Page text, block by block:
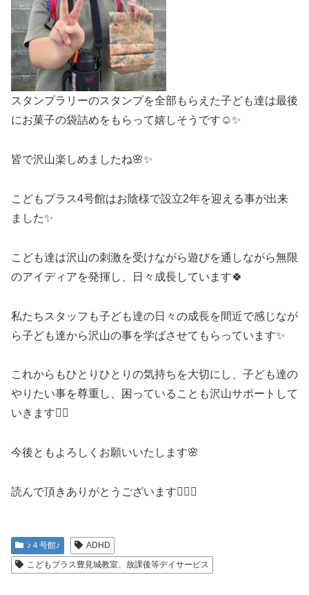
スタンプラリーのスタンプを全部もらえた子ども達は最後
にお菓子の袋詰めをもらって嬉しそうです☺️✨
皆で沢山楽しめましたね🌸✨
こどもプラス4号館はお陰様で設立2年を迎える事が出来
ました✨
こども達は沢山の刺激を受けながら遊びを通しながら無限
のアイディアを発揮し、日々成長しています🍀
私たちスタッフも子ども達の日々の成長を間近で感じなが
ら子ども達から沢山の事を学ばさせてもらっています✨
これからもひとりひとりの気持ちを大切にし、子ども達の
やりたい事を尊重し、困っていることも沢山サポートして
いきます🏃‍♂️
今後ともよろしくお願いいたします🌸
読んで頂きありがとうございます🙇‍♂️✨
♪４号館♪
ADHD
こどもプラス豊見城教室、放課後等デイサービス